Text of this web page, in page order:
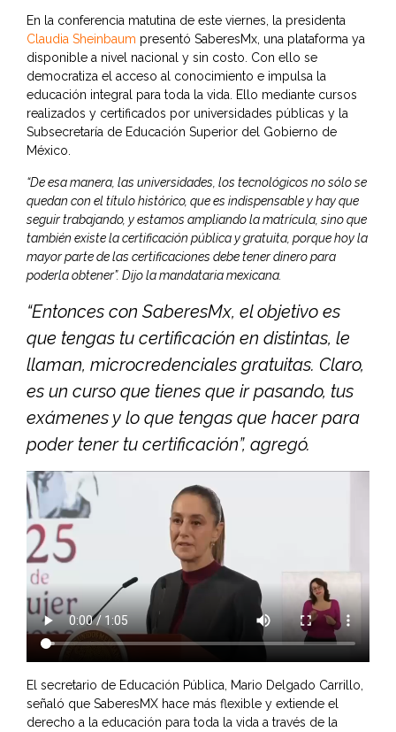
En la conferencia matutina de este viernes, la presidenta
Claudia Sheinbaum presentó SaberesMx, una plataforma ya
disponible a nivel nacional y sin costo. Con ello se
democratiza el acceso al conocimiento e impulsa la
educación integral para toda la vida. Ello mediante cursos
realizados y certificados por universidades públicas y la
Subsecretaría de Educación Superior del Gobierno de
México.
“De esa manera, las universidades, los tecnológicos no sólo se
quedan con el título histórico, que es indispensable y hay que
seguir trabajando, y estamos ampliando la matrícula, sino que
también existe la certificación pública y gratuita, porque hoy la
mayor parte de las certificaciones debe tener dinero para
poderla obtener”. Dijo la mandataria mexicana.
“Entonces con SaberesMx, el objetivo es
que tengas tu certificación en distintas, le
llaman, microcredenciales gratuitas. Claro,
es un curso que tienes que ir pasando, tus
exámenes y lo que tengas que hacer para
poder tener tu certificación”, agregó.
El secretario de Educación Pública, Mario Delgado Carrillo,
señaló que SaberesMX hace más flexible y extiende el
derecho a la educación para toda la vida a través de la